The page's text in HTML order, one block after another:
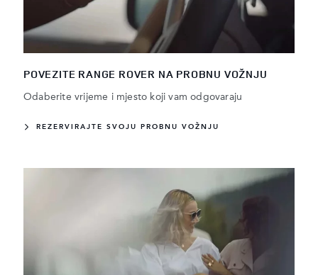
POVEZITE RANGE ROVER NA PROBNU VOŽNJU
Odaberite vrijeme i mjesto koji vam odgovaraju
REZERVIRAJTE SVOJU PROBNU VOŽNJU